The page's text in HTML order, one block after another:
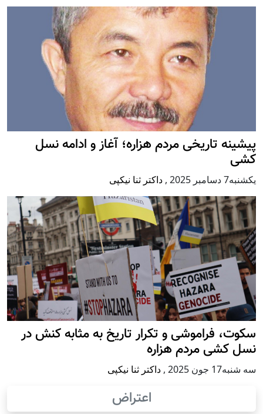
پيشينه تاريخی مردم هزاره؛ آغاز و ادامه نسل
کشی
يكشنبه7 دسامبر 2025 , داکتر ثنا نیکپی
سکوت، فراموشی و تکرار تاريخ به مثابه کنش در
نسل کشی مردم هزاره
سه شنبه17 جون 2025 , داکتر ثنا نیکپی
اعتراض